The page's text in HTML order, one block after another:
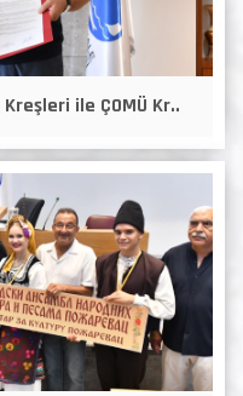
ile ÇOMÜ Kr..